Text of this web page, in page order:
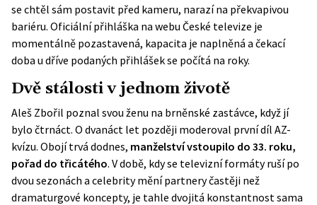
se chtěl sám postavit před kameru, narazí na překvapivou
bariéru. Oficiální přihláška na webu České televize je
momentálně pozastavená, kapacita je naplněná a čekací
doba u dříve podaných přihlášek se počítá na roky.
Dvě stálosti v jednom životě
Aleš Zbořil poznal svou ženu na brněnské zastávce, když jí
bylo čtrnáct. O dvanáct let později moderoval první díl AZ-
kvízu. Obojí trvá dodnes, manželství vstoupilo do 33. roku,
pořad do třicátého. V době, kdy se televizní formáty ruší po
dvou sezonách a celebrity mění partnery častěji než
dramaturgové koncepty, je tahle dvojitá konstantnost sama